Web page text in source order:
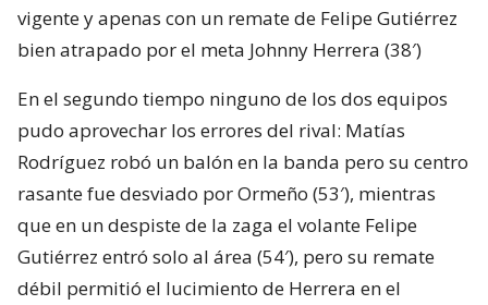
vigente y apenas con un remate de Felipe Gutiérrez
bien atrapado por el meta Johnny Herrera (38′)
En el segundo tiempo ninguno de los dos equipos
pudo aprovechar los errores del rival: Matías
Rodríguez robó un balón en la banda pero su centro
rasante fue desviado por Ormeño (53′), mientras
que en un despiste de la zaga el volante Felipe
Gutiérrez entró solo al área (54′), pero su remate
débil permitió el lucimiento de Herrera en el